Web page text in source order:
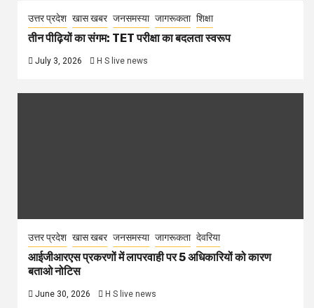
उत्तर प्रदेश खास खबर जनसमस्या जागरूकता शिक्षा
तीन पीढ़ियों का संगम: TET परीक्षा का बदलता स्वरूप
July 3, 2026 H S live news
उत्तर प्रदेश खास खबर जनसमस्या जागरूकता देवरिया
आईजीआरएस प्रकरणों में लापरवाही पर 5 अधिकारियों को कारण
बताओ नोटिस
June 30, 2026 H S live news